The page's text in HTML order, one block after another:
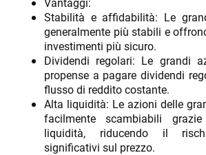
Stabilità e affidabilità: Le
generalmente più stabili e
investimenti più sicuro.
Dividendi regolari: Le grandi
propense a pagare dividendi
flusso di reddito costante.
Alta liquidità: Le azioni delle
facilmente scambiabili
liquidità, riducendo il
significativi sul prezzo.